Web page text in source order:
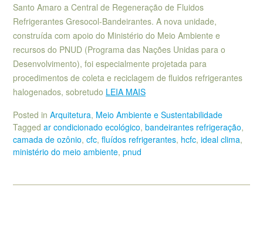
Santo Amaro a Central de Regeneração de Fluidos
Refrigerantes Gresocol-Bandeirantes. A nova unidade,
construída com apoio do Ministério do Meio Ambiente e
recursos do PNUD (Programa das Nações Unidas para o
Desenvolvimento), foi especialmente projetada para
procedimentos de coleta e reciclagem de fluidos refrigerantes
halogenados, sobretudo LEIA MAIS
Posted in Arquitetura, Meio Ambiente e Sustentabilidade
Tagged ar condicionado ecológico, bandeirantes refrigeração,
camada de ozônio, cfc, fluídos refrigerantes, hcfc, ideal clima,
ministério do meio ambiente, pnud